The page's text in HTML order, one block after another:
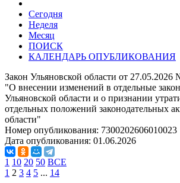
Сегодня
Неделя
Месяц
ПОИСК
КАЛЕНДАРЬ ОПУБЛИКОВАНИЯ
Закон Ульяновской области от
"О внесении изменений в отдельные
Ульяновской области и о признании
отдельных положений законодательных
области"
Номер опубликования: 7300202606010023
Дата опубликования: 01.06.2026
1 10 20 50 ВСЕ
1 2 3 4 5 ... 14